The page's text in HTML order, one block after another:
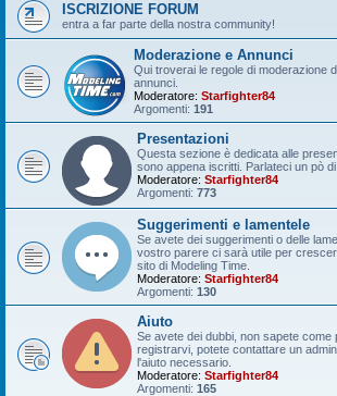
ISCRIZIONE FORUM
entra a far parte della nostra community!
Moderazione e Annunci
Qui troverai le regole di moderazione
annunci.
Moderatore: Starfighter84
Argomenti: 191
Presentazioni
Questa sezione è dedicata alle
sono appena iscritti. Parlateci un pò di
Moderatore: Starfighter84
Argomenti: 773
Suggerimenti e lamentele
Se avete dei suggerimenti o delle
vostro parere ci sarà utile per
sito di Modeling Time.
Moderatore: Starfighter84
Argomenti: 130
Aiuto
Se avete dei dubbi, non sapete come
registrarvi, potete contattare un
l'aiuto necessario.
Moderatore: Starfighter84
Argomenti: 165